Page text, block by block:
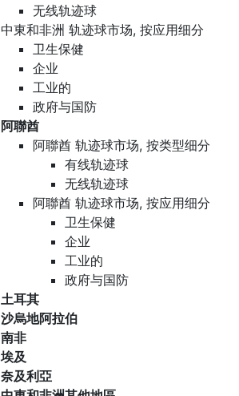
无线轨迹球
中東和非洲 轨迹球市场, 按应用细分
卫生保健
企业
工业的
政府与国防
阿聯酋
阿聯酋 轨迹球市场, 按类型细分
有线轨迹球
无线轨迹球
阿聯酋 轨迹球市场, 按应用细分
卫生保健
企业
工业的
政府与国防
土耳其
沙烏地阿拉伯
南非
埃及
奈及利亞